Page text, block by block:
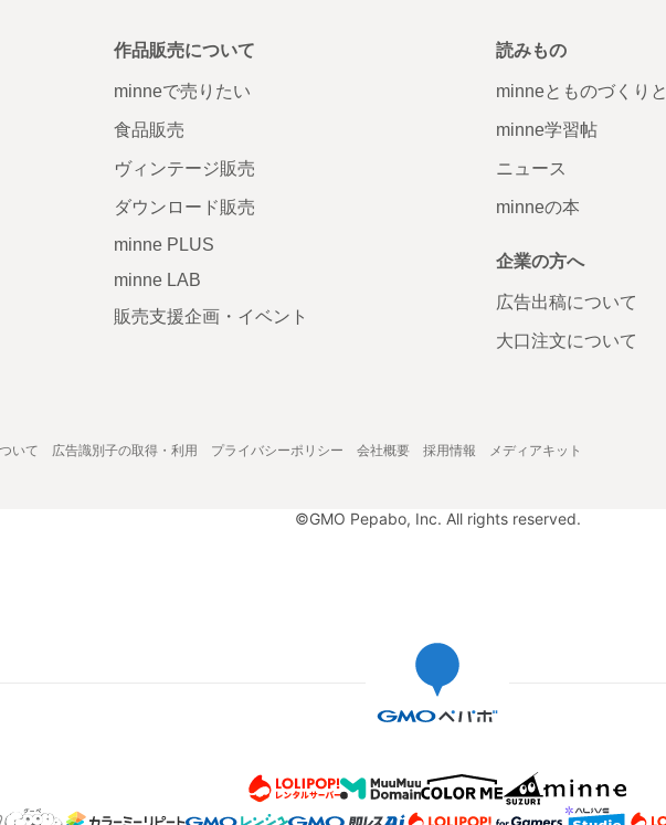
作品販売について
minneで売りたい
食品販売
ヴィンテージ販売
ダウンロード販売
minne PLUS
minne LAB
販売支援企画・イベント
読みもの
minneとものづくりと
minne学習帖
ニュース
minneの本
企業の方へ
広告出稿について
大口注文について
いて 広告識別子の取得・利用 プライバシーポリシー 会社概要 採用情報 メディアキット
©GMO Pepabo, Inc. All rights reserved.